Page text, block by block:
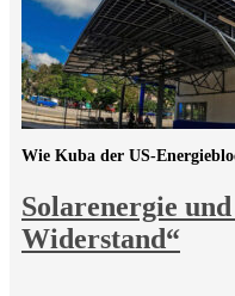
Solarenergie
Widerstand“
Wie Kuba der US-